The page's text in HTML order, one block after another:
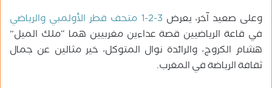
وعلى صعيد آخر، يعرض 3-2-1 متحف قطر الأولمبي والرياضي
في قاعة الرياضيين قصة عداءين مغربيين هما “ملك الميل”
هشام الكروج، والرائدة نوال المتوكل، خير مثالين عن جمال
ثقافة الرياضة في المغرب.